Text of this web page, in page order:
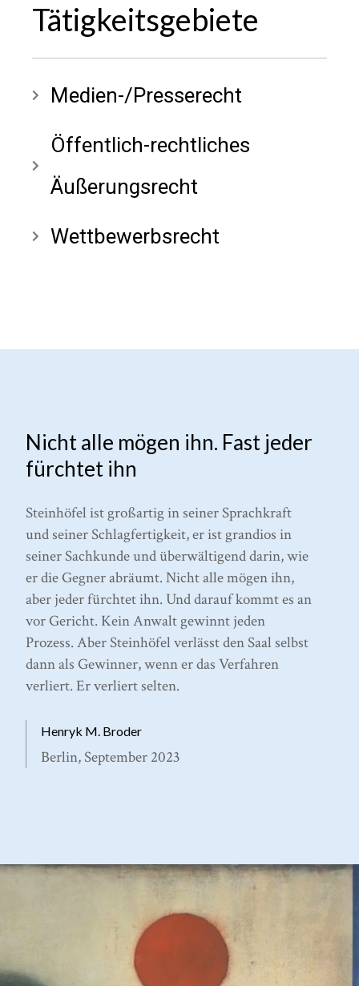
Tätigkeitsgebiete
Medien-/Presserecht
Öffentlich-rechtliches
Äußerungsrecht
Wettbewerbsrecht
Nicht alle mögen ihn. Fast jeder
fürchtet ihn
Steinhöfel ist großartig in seiner Sprachkraft
und seiner Schlagfertigkeit, er ist grandios in
seiner Sachkunde und überwältigend darin, wie
er die Gegner abräumt. Nicht alle mögen ihn,
aber jeder fürchtet ihn. Und darauf kommt es an
vor Gericht. Kein Anwalt gewinnt jeden
Prozess. Aber Steinhöfel verlässt den Saal selbst
dann als Gewinner, wenn er das Verfahren
verliert. Er verliert selten.
Henryk M. Broder
Berlin, September 2023